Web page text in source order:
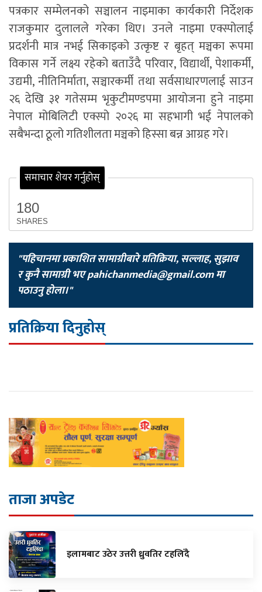
पत्रकार सम्मेलनको सञ्चालन नाइमाका कार्यकारी निर्देशक
राजकुमार दुलालले गरेका थिए। उनले नाइमा एक्स्पोलाई
प्रदर्शनी मात्र नभई सिकाइको उत्कृष्ट र बृहत् मञ्चका रूपमा
विकास गर्ने लक्ष्य रहेको बताउँदै परिवार, विद्यार्थी, पेशाकर्मी,
उद्यमी, नीतिनिर्माता, सञ्चारकर्मी तथा सर्वसाधारणलाई साउन
२६ देखि ३१ गतेसम्म भृकुटीमण्डपमा आयोजना हुने नाइमा
नेपाल मोबिलिटी एक्स्पो २०२६ मा सहभागी भई नेपालको
सबैभन्दा ठूलो गतिशीलता मञ्चको हिस्सा बन्न आग्रह गरे।
समाचार शेयर गर्नुहोस्
180
SHARES
"पहिचानमा प्रकाशित सामाग्रीबारे प्रतिक्रिया, सल्लाह, सुझाव
र कुनै सामाग्री भएpahichanmedia@gmail.comमा
पठाउनु होला।"
प्रतिक्रिया दिनुहोस्
ताजा अपडेट
इलामबाट उठेर उत्तरी ध्रुवतिर टहलिँदै